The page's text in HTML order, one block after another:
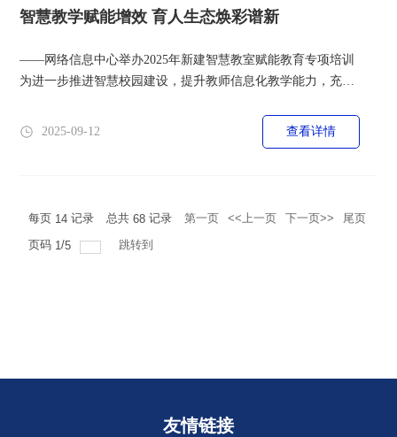
智慧教学赋能增效 育人生态焕彩谱新
——网络信息中心举办2025年新建智慧教室赋能教育专项培训
为进一步推进智慧校园建设，提升教师信息化教学能力，充分
信息中心主办的“2025年新建智慧教室设备操作与教学应用赋
能培训”在荟萃楼1501智慧教室顺利举行。本次培训特邀设备
2025-09-12 查看详情
每页 14 记录 总共68 记录 第一页 <<上一页 下一页>>
尾页
页码 1/5 跳转到
友情链接